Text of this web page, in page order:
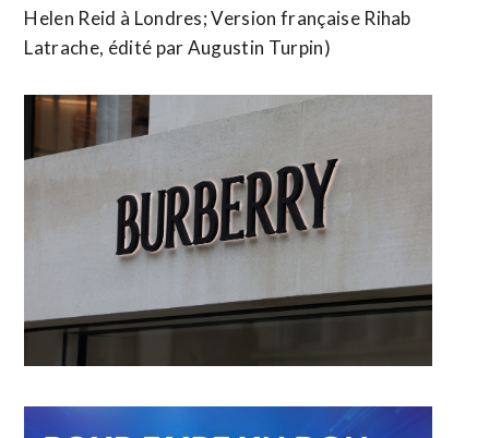
Helen Reid à Londres; Version française Rihab ​
Latrache, édité par Augustin Turpin)